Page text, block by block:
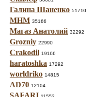
Галина Шаненко 51710
МНМ 35166
Магаз Анатолий 32292
Grozniy 22990
Crakodil 19166
haratoshka 17292
worldriko 14815
AD70 12104
SAFARI